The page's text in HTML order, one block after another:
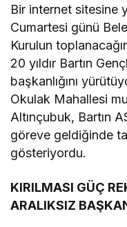
Bir internet sitesine
Cumartesi günü
Kurulun
20 yıldır Bartın
başkanlığını
Okulak Mahallesi
Altınçubuk, Bartın
göreve geldiğinde
gösteriyordu.
KIRILMASI GÜÇ
ARALIKSIZ